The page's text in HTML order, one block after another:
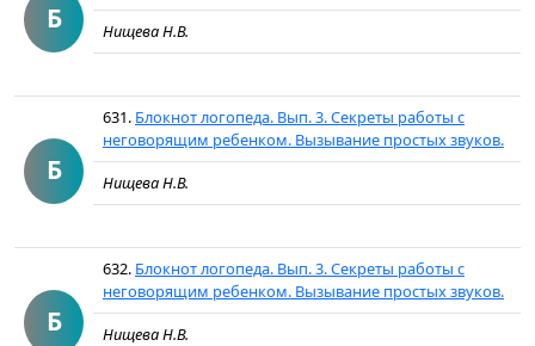
Б
Нищева Н.В.
Б
631. Блокнот логопеда. Вып. 3. Секреты работы с
неговорящим ребенком. Вызывание простых звуков.
Нищева Н.В.
Б
632. Блокнот логопеда. Вып. 3. Секреты работы с
неговорящим ребенком. Вызывание простых звуков.
Нищева Н.В.